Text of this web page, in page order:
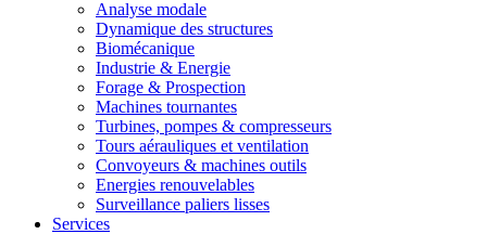
Analyse modale
Dynamique des structures
Biomécanique
Industrie & Energie
Forage & Prospection
Machines tournantes
Turbines, pompes & compresseurs
Tours aérauliques et ventilation
Convoyeurs & machines outils
Energies renouvelables
Surveillance paliers lisses
Services